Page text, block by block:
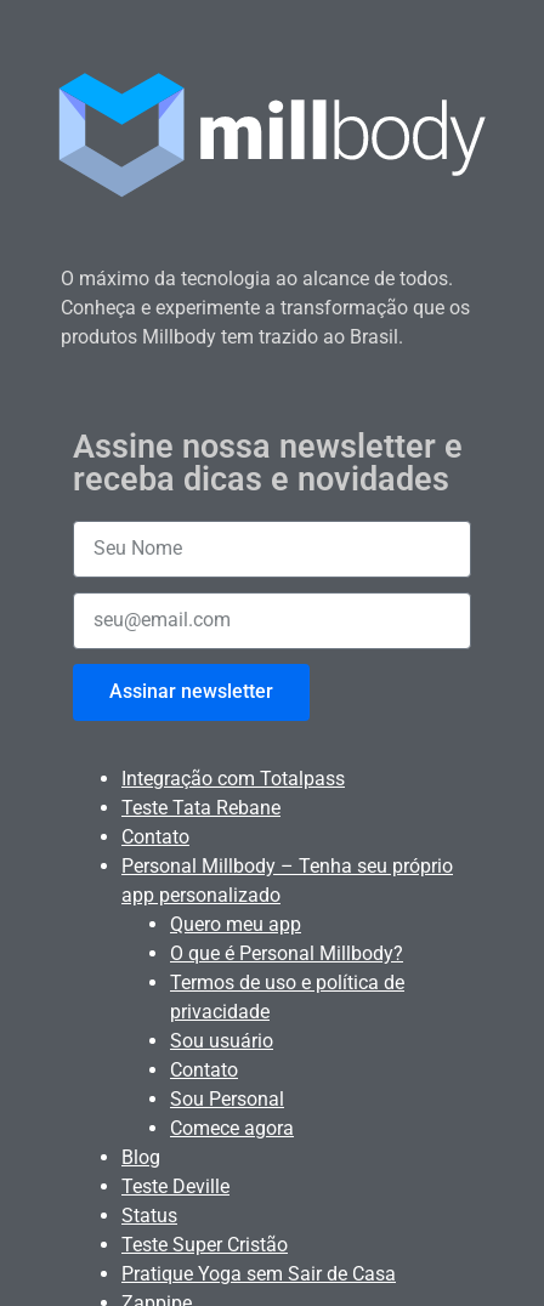
O máximo da tecnologia ao alcance de todos.
Conheça e experimente a transformação que os
produtos Millbody tem trazido ao Brasil.
Assine nossa newsletter e
receba dicas e novidades
Assinar newsletter
Integração com Totalpass
Teste Tata Rebane
Contato
Personal Millbody – Tenha seu próprio
app personalizado
Quero meu app
O que é Personal Millbody?
Termos de uso e política de
privacidade
Sou usuário
Contato
Sou Personal
Comece agora
Blog
Teste Deville
Status
Teste Super Cristão
Pratique Yoga sem Sair de Casa